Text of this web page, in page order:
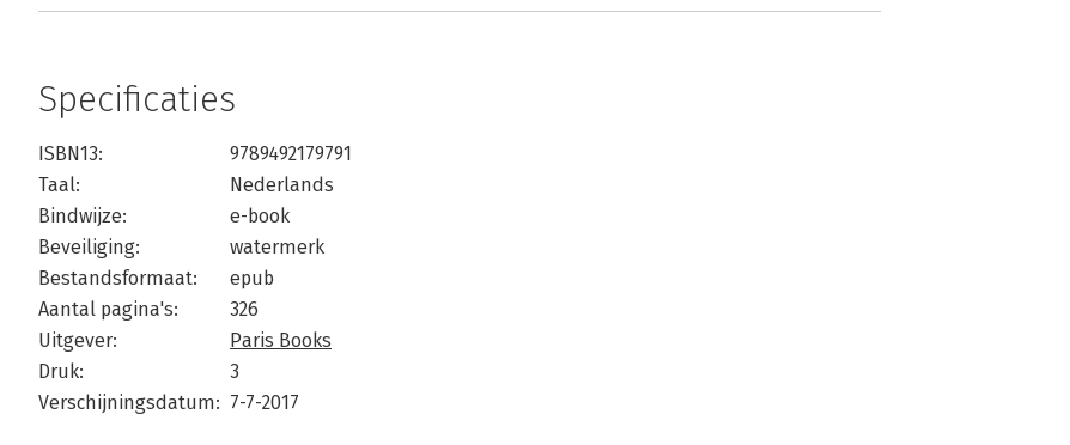
Specificaties
ISBN13:
9789492179791
Taal:
Nederlands
Bindwijze:
e-book
Beveiliging:
watermerk
Bestandsformaat:
epub
Aantal pagina's:
326
Uitgever:
Paris Books
Druk:
3
Verschijningsdatum: 7-7-2017